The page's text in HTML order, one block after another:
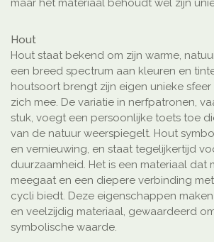
maar het materiaal behoudt wel zijn
Hout
Hout staat bekend om zijn warme,
een breed spectrum aan kleuren en
houtsoort brengt zijn eigen unieke
zich mee. De variatie in nerfpatronen,
stuk, voegt een persoonlijke toets toe
van de natuur weerspiegelt. Hout
en vernieuwing, en staat tegelijkertijd
duurzaamheid. Het is een materiaal dat
meegaat en een diepere verbinding
cycli biedt. Deze eigenschappen
en veelzijdig materiaal, gewaardeerd
symbolische waarde.